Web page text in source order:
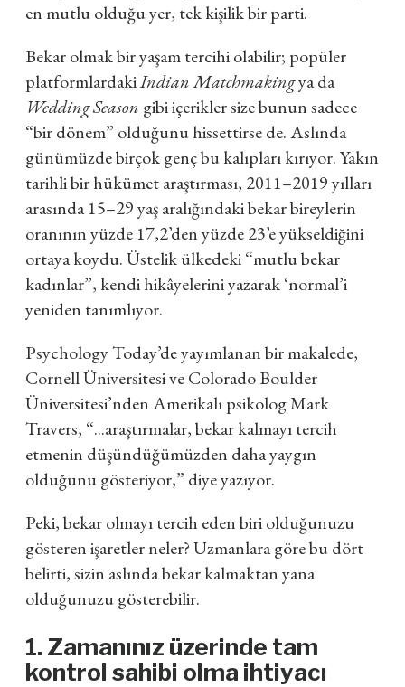
en mutlu olduğu yer, tek kişilik bir parti.
Bekar olmak bir yaşam tercihi olabilir; popüler
platformlardakiIndian Matchmakingya da
Wedding Season gibi içerikler size bunun sadece
“bir dönem” olduğunu hissettirse de. Aslında
günümüzde birçok genç bu kalıpları kırıyor. Yakın
tarihli bir hükümet araştırması, 2011–2019 yılları
arasında 15–29 yaş aralığındaki bekar bireylerin
oranının yüzde 17,2’den yüzde 23’e yükseldiğini
ortaya koydu. Üstelik ülkedeki “mutlu bekar
kadınlar”, kendi hikâyelerini yazarak ‘normal’i
yeniden tanımlıyor.
Psychology Today’de yayımlanan bir makalede,
Cornell Üniversitesi ve Colorado Boulder
Üniversitesi’nden Amerikalı psikolog Mark
Travers, “...araştırmalar, bekar kalmayı tercih
etmenin düşündüğümüzden daha yaygın
olduğunu gösteriyor,” diye yazıyor.
Peki, bekar olmayı tercih eden biri olduğunuzu
gösteren işaretler neler? Uzmanlara göre bu dört
belirti, sizin aslında bekar kalmaktan yana
olduğunuzu gösterebilir.
1. Zamanınız üzerinde tam
kontrol sahibi olma ihtiyacı